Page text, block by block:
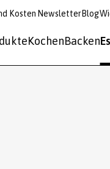
Kosten NewsletterBlog
KochenBacken